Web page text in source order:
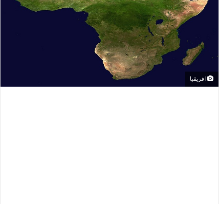
افريقيا